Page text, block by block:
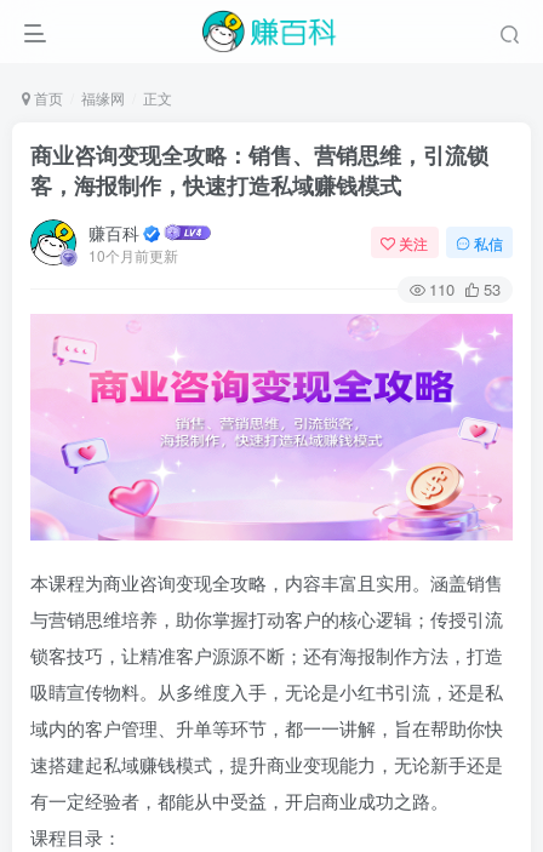
首页 福缘网 正文
商业咨询变现全攻略：销售、营销思维，引流锁
客，海报制作，快速打造私域赚钱模式
赚百科
10个月前更新
关注 私信
110 53
本课程为商业咨询变现全攻略，内容丰富且实用。涵盖销售
与营销思维培养，助你掌握打动客户的核心逻辑；传授引流
锁客技巧，让精准客户源源不断；还有海报制作方法，打造
吸睛宣传物料。从多维度入手，无论是小红书引流，还是私
域内的客户管理、升单等环节，都一一讲解，旨在帮助你快
速搭建起私域赚钱模式，提升商业变现能力，无论新手还是
有一定经验者，都能从中受益，开启商业成功之路。
课程目录：